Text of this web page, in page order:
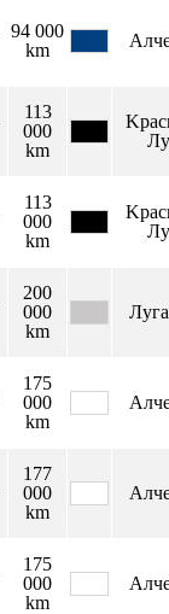
94 000
km
113
000
km
113
000
km
200
000
km
175
000
km
177
000
km
175
000
km